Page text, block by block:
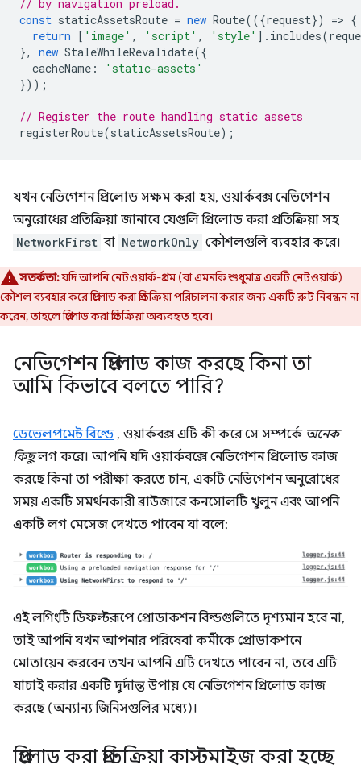
// by navigation preload.
const staticAssetsRoute = new Route(({request}) => {
return
[ 'image' , 'script' , 'style' ]. includes(
},
new StaleWhileRevalidate({
cacheName :
'static-assets'
}));
// Register the route handling static assets
registerRoute(staticAssetsRoute);
যখন নেভিগেশন প্রিলোড সক্ষম করা হয়, ওয়ার্কবক্স নেভিগেশন
অনুরোধের প্রতিক্রিয়া জানাবে যেগুলি প্রিলোড করা প্রতিক্রিয়া সহ
NetworkFirst বা NetworkOnly কৌশলগুলি ব্যবহার করে।
সতর্কতা:যদি আপনি নেটওয়ার্ক-প্রথম (বা এমনকি শুধুমাত্র একটি নেটওয়ার্ক)
কৌশল ব্যবহার করে প্রিলোড করা প্রতিক্রিয়া পরিচালনা করার জন্য একটি রুট নিবন্ধন না
করেন, তাহলে প্রিলোড করা প্রতিক্রিয়া অব্যবহৃত হবে।
নেভিগেশন প্রিলোড কাজ করছে কিনা তা
আমি কিভাবে বলতে পারি?
ডেভেলপমেন্ট বিল্ডে, ওয়ার্কবক্স এটি কী করে সে সম্পর্কে অনেক
কিছুলগ করে। আপনি যদি ওয়ার্কবক্সে নেভিগেশন প্রিলোড কাজ
করছে কিনা তা পরীক্ষা করতে চান, একটি নেভিগেশন অনুরোধের
সময় একটি সমর্থনকারী ব্রাউজারে কনসোলটি খুলুন এবং আপনি
একটি লগ মেসেজ দেখতে পাবেন যা বলে:
এই লগিংটি ডিফল্টরূপে প্রোডাকশন বিল্ডগুলিতে দৃশ্যমান হবে না,
তাই আপনি যখন আপনার পরিষেবা কর্মীকে প্রোডাকশনে
মোতায়েন করবেন তখন আপনি এটি দেখতে পাবেন না, তবে এটি
যাচাই করার একটি দুর্দান্ত উপায় যে নেভিগেশন প্রিলোড কাজ
করছে (অন্যান্য জিনিসগুলির মধ্যে)।
প্রিলোড করা প্রতিক্রিয়া কাস্টমাইজ করা হচ্ছে